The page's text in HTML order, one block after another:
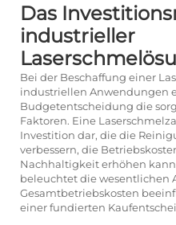
Das
industrieller
Bei der Beschaffung einer
industriellen Anwendungen
Budgetentscheidung die
Faktoren. Eine
Investition dar, die die
verbessern, die
Nachhaltigkeit erhöhen
beleuchtet die wesentlichen
Gesamtbetriebskosten
einer fundierten